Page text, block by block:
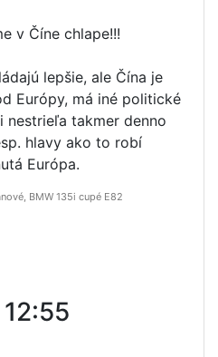
v Číne chlape!!!
lepšie, ale Čína je
Európy, má iné politické
nestrieľa takmer denno
hlavy ako to robí
Európa.
BMW 135i cupé E82